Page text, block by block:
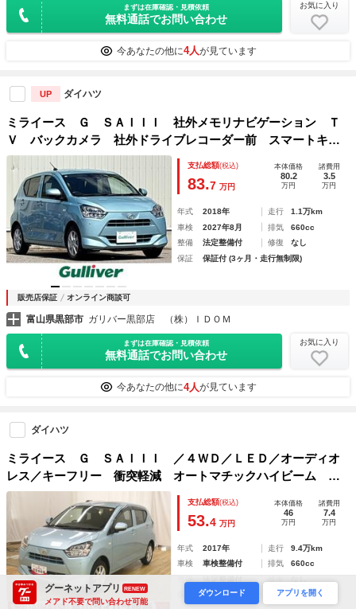
まずは在庫確認・見積依頼
無料通話でお問い合わせ
お気に入り
今あなたの他に4人が見ています
UP ダイハツ
ミライース Ｇ ＳＡＩＩＩ 社外メモリナビゲーション Ｔ
Ｖ バックカメラ 社外ドライブレコーダー前 スマートキ
ー 前席シートヒーター ＬＥＤヘッドライト 純正１４イン
チＡＷ 電動格納ミラー 衝突軽減ブレーキ レーンキープア
シスト
支払総額(税込)
83.7 万円
本体価格
80.2
万円
諸費用
3.5
万円
年式 2018年 走行
1.1万km
車検
2027年8月 排気
660cc
整備
法定整備付 修復
なし
保証
保証付 (3ヶ月・走行無制限)
販売店保証 オンライン商談可
富山県黒部市 ガリバー黒部店 （株）ＩＤＯＭ
まずは在庫確認・見積依頼
無料通話でお問い合わせ
お気に入り
今あなたの他に4人が見ています
ダイハツ
ミライース Ｇ ＳＡＩＩＩ ／４ＷＤ／ＬＥＤ／オーディオ
レス／キーフリー 衝突軽減 オートマチックハイビーム ワ
ンオーナー アルミホイール キーレスエントリー ＬＥＤヘ
ッドライト シートヒーター オートライト レーンアシス
ト ４ＷＤ スマートキー アイドリングストップ
支払総額(税込)
53.4 万円
本体価格
46
万円
諸費用
7.4
万円
年式 2017年 走行
9.4万km
車検
車検整備付 排気
660cc
なし
保証付 (12ヶ月・走行無制限)
グーネットアプリ RENEW
メアド不要で問い合わせ可能
ダウンロード アプリを開く